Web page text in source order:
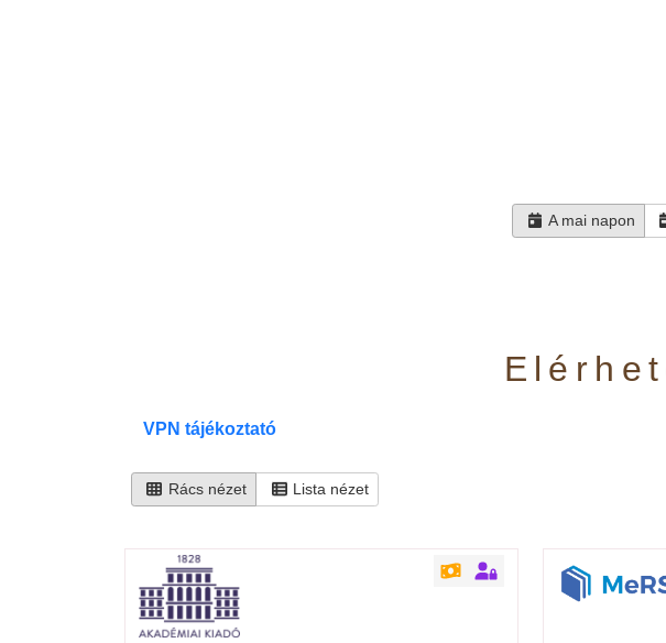
A mai napon
VPN tájékoztató
Rács nézet Lista nézet